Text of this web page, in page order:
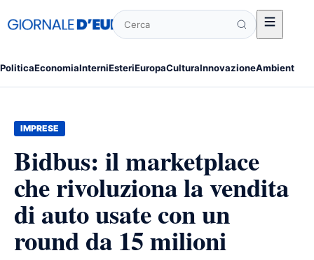
PoliticaEconomiaInterniEsteriEuropaCulturaInnovazioneAmbiente
Cerca
IMPRESE
Bidbus: il marketplace
che rivoluziona la vendita
di auto usate con un
round da 15 milioni